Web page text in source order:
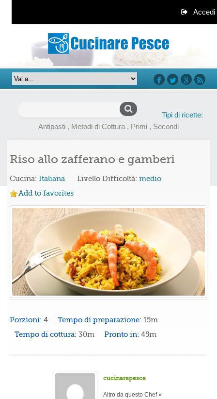
Accedi
Tipi di ricette:
Antipasti , Metodi di Cottura , Primi , Secondi
Riso allo zafferano e gamberi
Cucina: Italiana Livello Difficoltà: medio
Add to favorites
Porzioni: 4 Tempo di preparazione: 15m
Tempo di cottura: 30m Pronto in: 45m
cucinarepesce
Altro da questo Chef »